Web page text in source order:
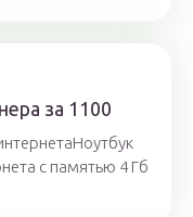
за 1100
с памятью 4 Гб